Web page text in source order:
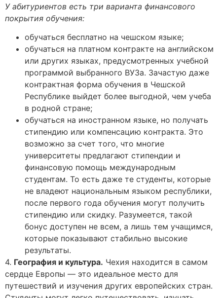
У абитуриентов есть три варианта финансового
покрытия обучения:
обучаться бесплатно на чешском языке;
обучаться на платном контракте на английском
или других языках, предусмотренных учебной
программой выбранного ВУЗа. Зачастую даже
контрактная форма обучения в Чешской
Республике выйдет более выгодной, чем учеба
в родной стране;
обучаться на иностранном языке, но получать
стипендию или компенсацию контракта. Это
возможно за счет того, что многие
университеты предлагают стипендии и
финансовую помощь международным
студентам. То есть даже те студенты, которые
не владеют национальным языком республики,
после первого года обучения могут получить
стипендию или скидку. Разумеется, такой
бонус доступен не всем, а лишь тем учащимся,
которые показывают стабильно высокие
результаты.
4. География и культура. Чехия находится в самом
сердце Европы — это идеальное место для
путешествий и изучения других европейских стран.